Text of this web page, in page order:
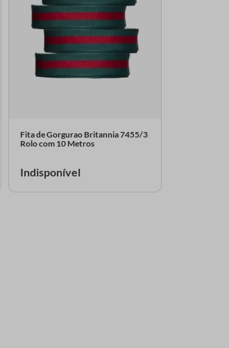
Fita de Gorgurao Britannia 7455/3
Rolo com 10 Metros
Indisponível